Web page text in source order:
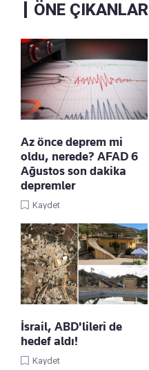
ÖNE ÇIKANLAR
Az önce deprem mi
oldu, nerede? AFAD 6
Ağustos son dakika
depremler
Kaydet
İsrail, ABD'lileri de
hedef aldı!
Kaydet